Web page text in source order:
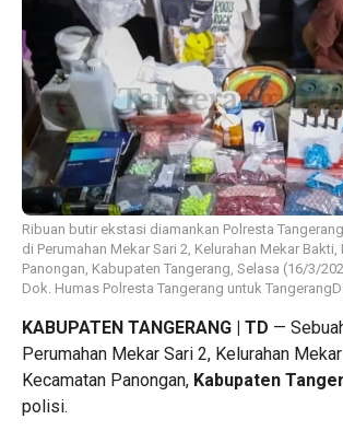
Ribuan butir ekstasi diamankan Polresta
di Perumahan Mekar Sari 2, Kelurahan Mekar Bakti,
Panongan, Kabupaten Tangerang, Selasa (16/3/
Dok. Humas Polresta Tangerang untuk
KABUPATEN TANGERANG | TD —
Perumahan Mekar Sari 2, Kelurahan
Kecamatan Panongan, Kabupaten
polisi.